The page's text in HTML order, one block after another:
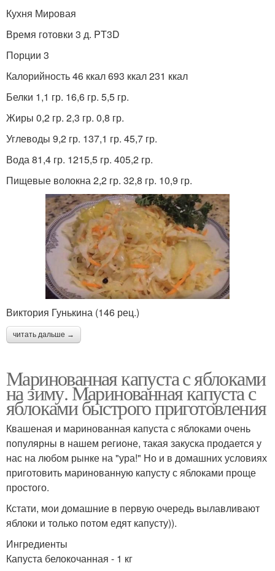
Кухня Мировая
Время готовки 3 д. PT3D
Порции 3
Калорийность 46 ккал 693 ккал 231 ккал
Белки 1,1 гр. 16,6 гр. 5,5 гр.
Жиры 0,2 гр. 2,3 гр. 0,8 гр.
Углеводы 9,2 гр. 137,1 гр. 45,7 гр.
Вода 81,4 гр. 1215,5 гр. 405,2 гр.
Пищевые волокна 2,2 гр. 32,8 гр. 10,9 гр.
Виктория Гунькина (146 рец.)
читать дальше →
Маринованная капуста с яблоками
на зиму. Маринованная капуста с
яблоками быстрого приготовления
Квашеная и маринованная капуста с яблоками очень
популярны в нашем регионе, такая закуска продается у
нас на любом рынке на "ура!" Но и в домашних условиях
приготовить маринованную капусту с яблоками проще
простого.
Кстати, мои домашние в первую очередь вылавливают
яблоки и только потом едят капусту)).
Ингредиенты
Капуста белокочанная - 1 кг